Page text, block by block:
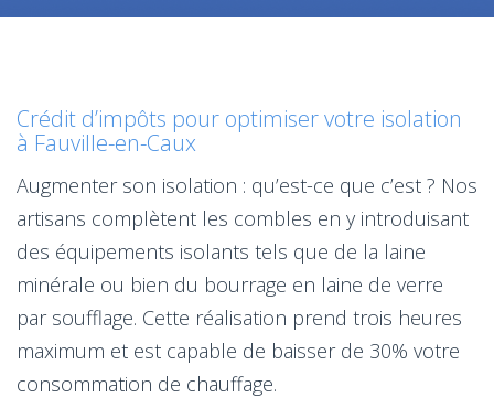
Crédit d’impôts pour optimiser votre isolation
à Fauville-en-Caux
Augmenter son isolation : qu’est-ce que c’est ? Nos
artisans complètent les combles en y introduisant
des équipements isolants tels que de la laine
minérale ou bien du bourrage en laine de verre
par soufflage. Cette réalisation prend trois heures
maximum et est capable de baisser de 30% votre
consommation de chauffage.